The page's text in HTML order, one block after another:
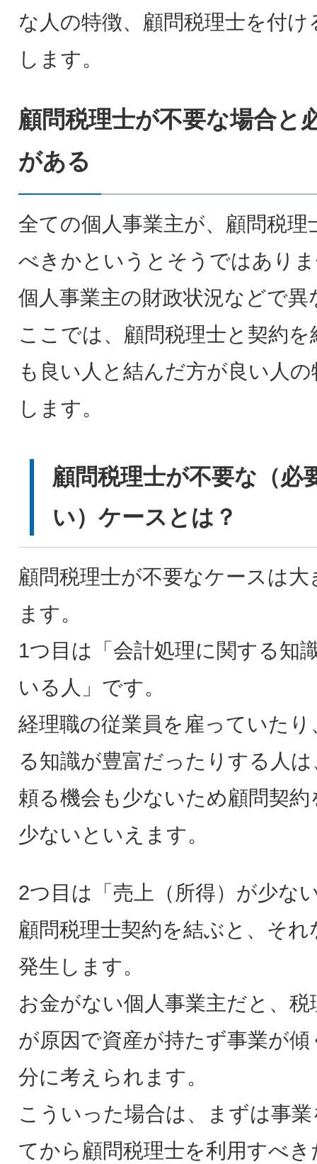
な人の特徴、顧問税理士を付け
します。
顧問税理士が不要な場合と
がある
全ての個人事業主が、顧問税理
べきかというとそうではあり
個人事業主の財政状況などで異
ここでは、顧問税理士と契約
も良い人と結んだ方が良い人
します。
顧問税理士が不要な（必
い）ケースとは？
顧問税理士が不要なケースは
ます。
1つ目は「会計処理に関する知
いる人」です。
経理職の従業員を雇っていたり
る知識が豊富だったりする人
頼る機会も少ないため顧問契
少ないといえます。
2つ目は「売上（所得）が少な
顧問税理士契約を結ぶと、そ
発生します。
お金がない個人事業主だと、税
が原因で資産が持たず事業が傾
分に考えられます。
こういった場合は、まずは事
てから顧問税理士を利用すべ